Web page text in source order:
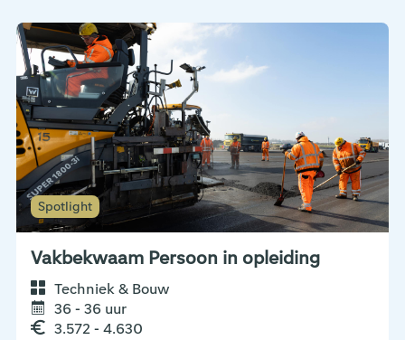
Spotlight
Vakbekwaam Persoon in opleiding
Techniek & Bouw
36 - 36 uur
3.572 - 4.630